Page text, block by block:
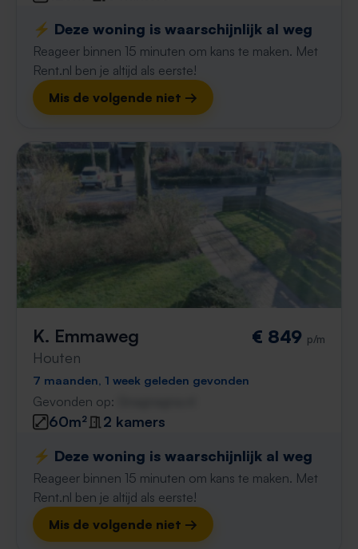
⚡️ Deze woning is waarschijnlijk al weg
Reageer binnen 15 minuten om kans te maken. Met
Rent.nl ben je altijd als eerste!
Mis de volgende niet →
K. Emmaweg
Houten
€ 849 p/m
7 maanden, 1 week geleden gevonden
Gevonden op:
60m²
2 kamers
⚡️ Deze woning is waarschijnlijk al weg
Reageer binnen 15 minuten om kans te maken. Met
Rent.nl ben je altijd als eerste!
Mis de volgende niet →